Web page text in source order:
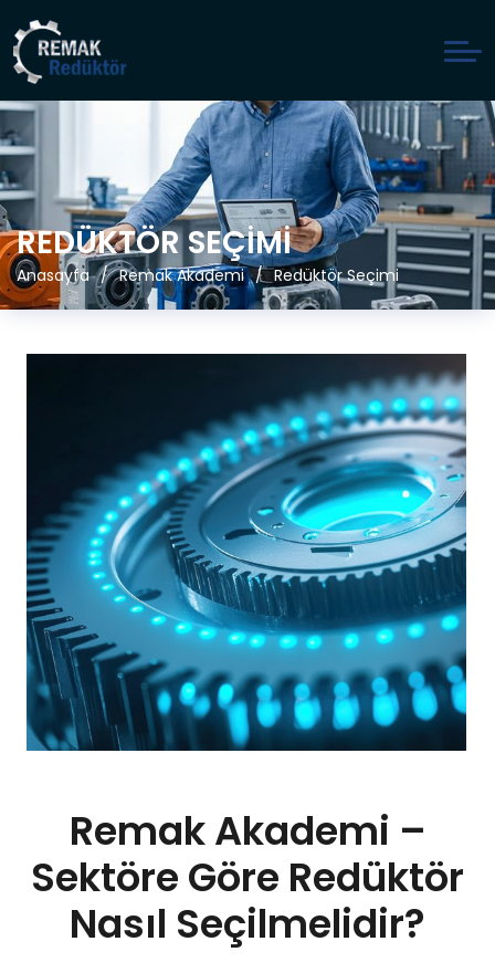
REDÜKTÖR SEÇIMI
Anasayfa Remak Akademi Redüktör Seçimi
Remak Akademi –
Sektöre Göre Redüktör
Nasıl Seçilmelidir?